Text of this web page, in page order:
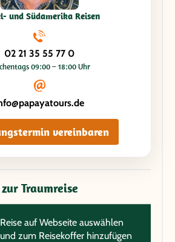
und Südamerika Reisen
02 21 35 55 77 0
09:00 – 18:00 Uhr
vereinbaren
Traumreise
Reise auf Webseite auswählen
und zum Reisekoffer hinzufügen